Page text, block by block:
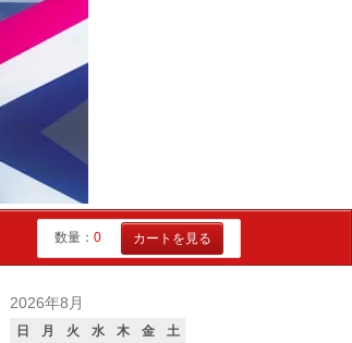
数量： 0 カートを見る
2026年8月
日 月 火 水 木 金
土